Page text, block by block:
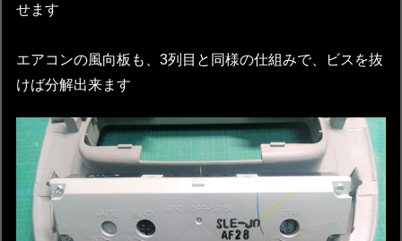
せます
エアコンの風向板も、3列目と同様の仕組みで、ビスを抜
けば分解出来ます